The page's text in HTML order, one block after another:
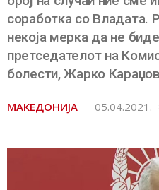
соработка со Владата.
некоја мерка да не
претседателот на
болести, Жарко
МАКЕДОНИЈА 05.04.2021.